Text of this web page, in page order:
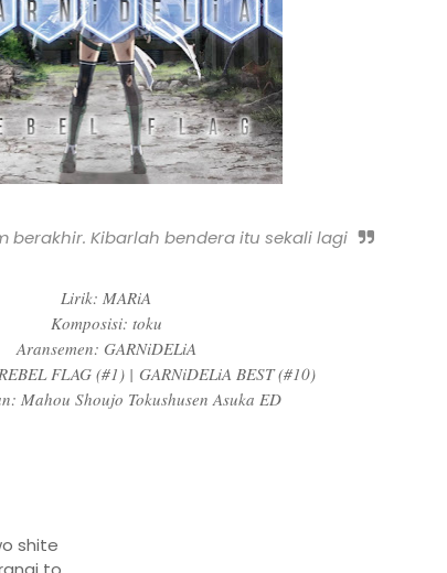
berakhir. Kibarlah bendera itu sekali lagi
Lirik: MARiA
Komposisi: toku
Aransemen: GARNiDELiA
FLAG (#1) | GARNiDELiA BEST (#10)
Mahou Shoujo Tokushusen Asuka ED
shite